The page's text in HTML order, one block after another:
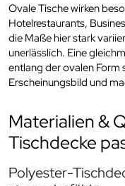
Ovale Tische wirken
Hotelrestaurants,
die Maße hier stark
unerlässlich. Eine
entlang der ovalen
Erscheinungsbild und
Materialien &
Tischdecke
Polyester-